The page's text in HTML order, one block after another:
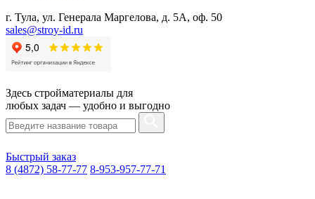
г. Тула, ул. Генерала Маргелова, д. 5А, оф. 50
sales@stroy-id.ru
Здесь стройматериалы для
любых задач — удобно и выгодно
Быстрый заказ
8 (4872) 58-77-77 8-953-957-77-71